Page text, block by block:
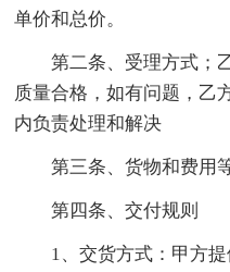
单价和总价。
第二条、受理方式；
质量合格，如有问题，乙
内负责处理和解决
第三条、货物和费用
第四条、交付规则
1、交货方式：甲方